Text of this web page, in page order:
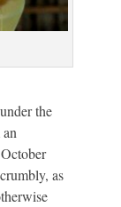
the
as